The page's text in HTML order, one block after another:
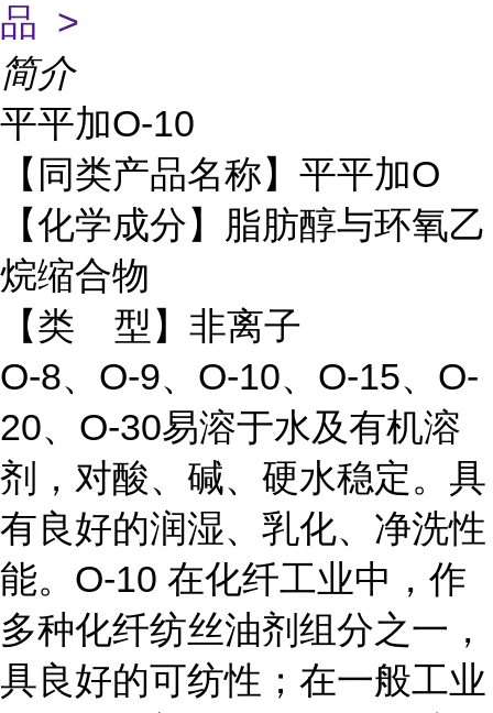
品 >
简介
平平加O-10
【同类产品名称】平平加O
【化学成分】脂肪醇与环氧乙
烷缩合物
【类 型】非离子
O-8、O-9、O-10、O-15、O-
20、O-30易溶于水及有机溶
剂，对酸、碱、硬水稳定。具
有良好的润湿、乳化、净洗性
能。O-10 在化纤工业中，作
多种化纤纺丝油剂组分之一，
具良好的可纺性；在一般工业